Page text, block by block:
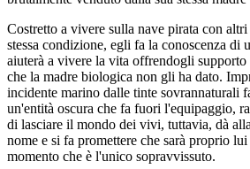
Costretto a vivere sulla nave pirata con
stessa condizione, egli fa la conoscenza di
aiuterà a vivere la vita offrendogli
che la madre biologica non gli ha dato.
incidente marino dalle tinte sovrannaturali
un'entità oscura che fa fuori l'equipaggio,
di lasciare il mondo dei vivi, tuttavia, dà
nome e si fa promettere che sarà proprio
momento che è l'unico sopravvissuto.